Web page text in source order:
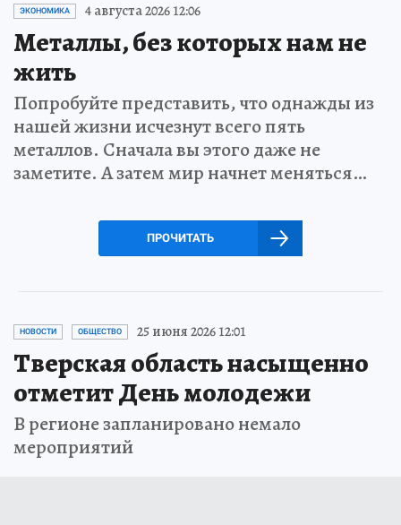
ЭКОНОМИКА 4 августа 2026 12:06
Металлы, без которых нам не
жить
Попробуйте представить, что однажды из
нашей жизни исчезнут всего пять
металлов. Сначала вы этого даже не
заметите. А затем мир начнет меняться…
ПРОЧИТАТЬ
НОВОСТИ ОБЩЕСТВО 25 июня 2026 12:01
Тверская область насыщенно
отметит День молодежи
В регионе запланировано немало
мероприятий